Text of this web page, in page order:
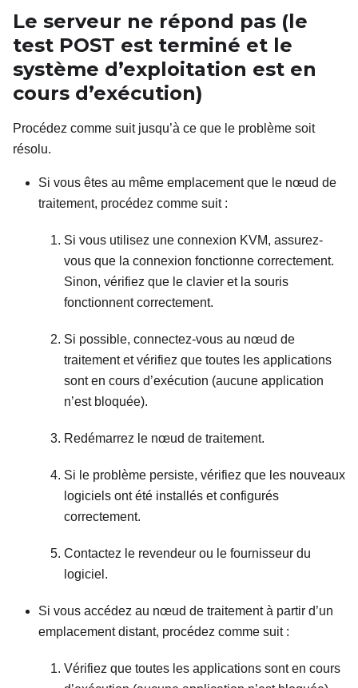
Le serveur ne répond pas (le
test POST est terminé et le
système d’exploitation est en
cours d’exécution)
Procédez comme suit jusqu’à ce que le problème soit
résolu.
Si vous êtes au même emplacement que le nœud de
traitement, procédez comme suit :
Si vous utilisez une connexion KVM, assurez-
vous que la connexion fonctionne correctement.
Sinon, vérifiez que le clavier et la souris
fonctionnent correctement.
Si possible, connectez-vous au nœud de
traitement et vérifiez que toutes les applications
sont en cours d’exécution (aucune application
n’est bloquée).
Redémarrez le nœud de traitement.
Si le problème persiste, vérifiez que les nouveaux
logiciels ont été installés et configurés
correctement.
Contactez le revendeur ou le fournisseur du
logiciel.
Si vous accédez au nœud de traitement à partir d’un
emplacement distant, procédez comme suit :
Vérifiez que toutes les applications sont en cours